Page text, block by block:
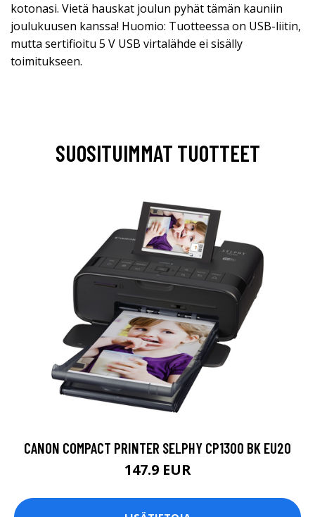
kotonasi. Vietä hauskat joulun pyhät tämän kauniin
joulukuusen kanssa! Huomio: Tuotteessa on USB-liitin,
mutta sertifioitu 5 V USB virtalähde ei sisälly
toimitukseen.
SUOSITUIMMAT TUOTTEET
CANON COMPACT PRINTER SELPHY CP1300 BK EU20
147.9 EUR